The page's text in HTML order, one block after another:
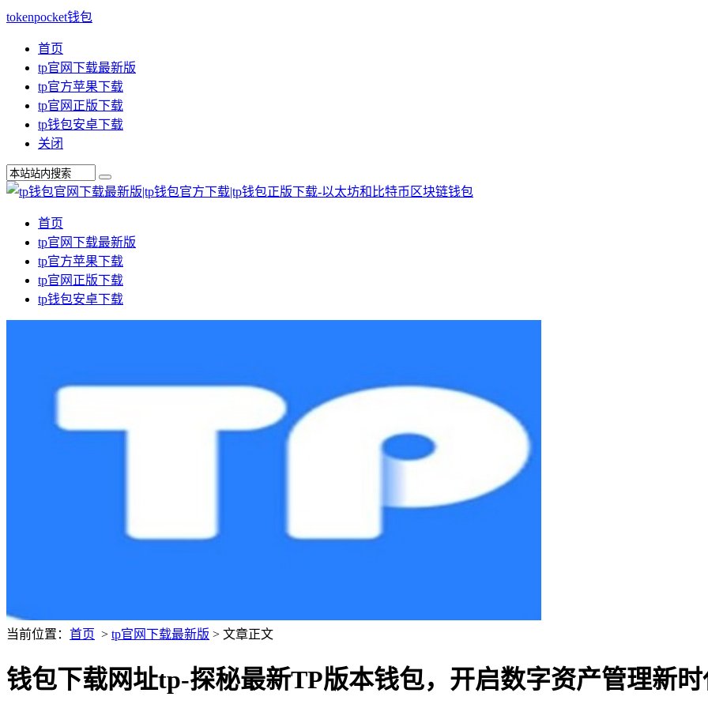
tokenpocket钱包
首页
tp官网下载最新版
tp官方苹果下载
tp官网正版下载
tp钱包安卓下载
关闭
首页
tp官网下载最新版
tp官方苹果下载
tp官网正版下载
tp钱包安卓下载
当前位置： 首页 > tp官网下载最新版 > 文章正文
钱包下载网址tp-探秘最新TP版本钱包，开启数字资产管理新时